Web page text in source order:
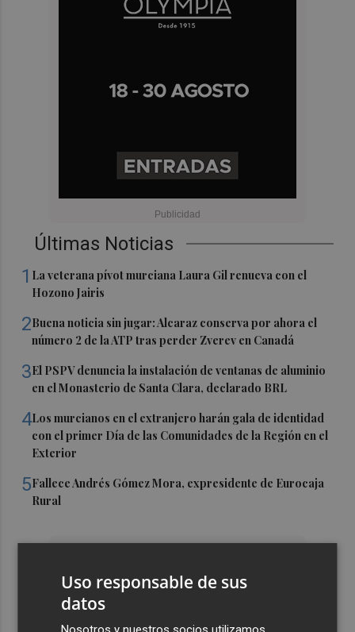
Últimas Noticias
1 La veterana pívot murciana Laura Gil renueva con el
Hozono Jairis
2Buena noticia sin jugar: Alcaraz conserva por ahora el
número 2 de la ATP tras perder Zverev en Canadá
3El PSPV denuncia la instalación de ventanas de aluminio
en el Monasterio de Santa Clara, declarado BRL
4Los murcianos en el extranjero harán gala de identidad
con el primer Día de las Comunidades de la Región en el
Exterior
5Fallece Andrés Gómez Mora, expresidente de Eurocaja
Rural
Uso responsable de sus
datos